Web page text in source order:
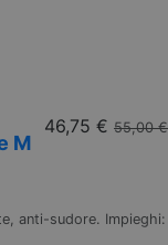
M
46,75 € 55,00 €
anti-sudore. Impieghi: